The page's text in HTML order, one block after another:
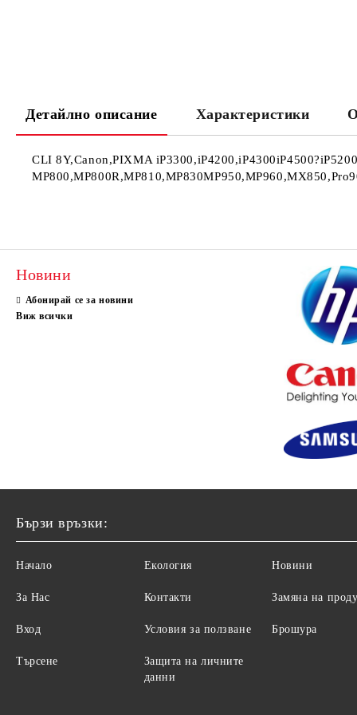
Детайлно описание Характеристики
CLI 8Y,Canon,PIXMA
Новини
Абонирай се за новини
Виж всички
Бързи връзки:
Начало
За Нас
Вход
Търсене
Екология
Контакти
Условия за ползване
Защита на личните
данни
Новини
Замяна на
Брошура